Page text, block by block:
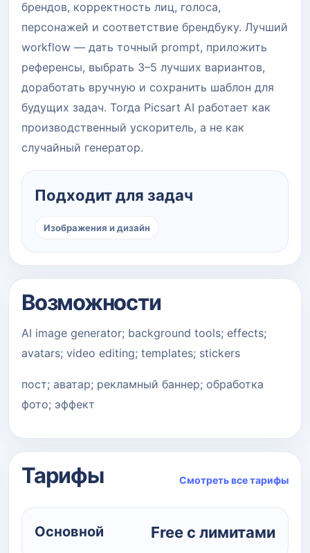
брендов, корректность лиц, голоса,
персонажей и соответствие брендбуку. Лучший
workflow — дать точный prompt, приложить
референсы, выбрать 3–5 лучших вариантов,
доработать вручную и сохранить шаблон для
будущих задач. Тогда Picsart AI работает как
производственный ускоритель, а не как
случайный генератор.
Подходит для задач
Изображения и дизайн
Возможности
AI image generator; background tools; effects;
avatars; video editing; templates; stickers
пост; аватар; рекламный баннер; обработка
фото; эффект
Тарифы Смотреть все тарифы
Основной Free с лимитами